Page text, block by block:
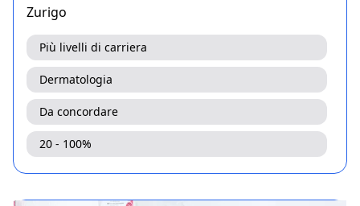
Zurigo
Più livelli di carriera
Dermatologia
Da concordare
20 - 100%